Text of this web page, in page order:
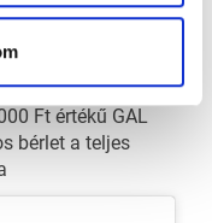
Ft értékű GAL
és 30. között): 1
Ft értékű GAL
bérlet a teljes